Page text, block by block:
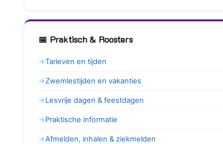
📅 Praktisch & Roosters
Tarieven en tijden
Zwemlestijden en vakanties
Lesvrije dagen & feestdagen
Praktische informatie
Afmelden, inhalen & ziekmelden